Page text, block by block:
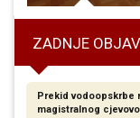
ZADNJE
Prekid vodoopskrbe
magistralnog